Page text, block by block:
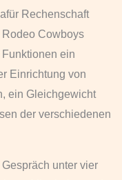
Rechenschaft
Cowboys
ein
Einrichtung von
ein Gleichgewicht
der verschiedenen
unter vier